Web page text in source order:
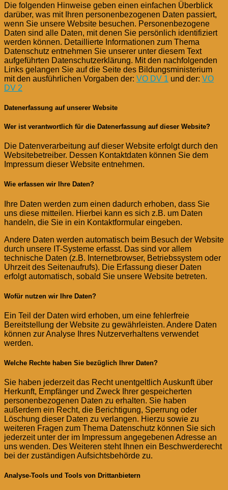
Die folgenden Hinweise geben einen einfachen Überblick
darüber, was mit Ihren personenbezogenen Daten passiert,
wenn Sie unsere Website besuchen. Personenbezogene
Daten sind alle Daten, mit denen Sie persönlich identifiziert
werden können. Detaillierte Informationen zum Thema
Datenschutz entnehmen Sie unserer unter diesem Text
aufgeführten Datenschutzerklärung. Mit den nachfolgenden
Links gelangen Sie auf die Seite des Bildungsministerium
mit den ausführlichen Vorgaben der: VO DV 1 und der: VO
DV 2
Datenerfassung auf unserer Website
Wer ist verantwortlich für die Datenerfassung auf dieser Website?
Die Datenverarbeitung auf dieser Website erfolgt durch den
Websitebetreiber. Dessen Kontaktdaten können Sie dem
Impressum dieser Website entnehmen.
Wie erfassen wir Ihre Daten?
Ihre Daten werden zum einen dadurch erhoben, dass Sie
uns diese mitteilen. Hierbei kann es sich z.B. um Daten
handeln, die Sie in ein Kontaktformular eingeben.
Andere Daten werden automatisch beim Besuch der Website
durch unsere IT-Systeme erfasst. Das sind vor allem
technische Daten (z.B. Internetbrowser, Betriebssystem oder
Uhrzeit des Seitenaufrufs). Die Erfassung dieser Daten
erfolgt automatisch, sobald Sie unsere Website betreten.
Wofür nutzen wir Ihre Daten?
Ein Teil der Daten wird erhoben, um eine fehlerfreie
Bereitstellung der Website zu gewährleisten. Andere Daten
können zur Analyse Ihres Nutzerverhaltens verwendet
werden.
Welche Rechte haben Sie bezüglich Ihrer Daten?
Sie haben jederzeit das Recht unentgeltlich Auskunft über
Herkunft, Empfänger und Zweck Ihrer gespeicherten
personenbezogenen Daten zu erhalten. Sie haben
außerdem ein Recht, die Berichtigung, Sperrung oder
Löschung dieser Daten zu verlangen. Hierzu sowie zu
weiteren Fragen zum Thema Datenschutz können Sie sich
jederzeit unter der im Impressum angegebenen Adresse an
uns wenden. Des Weiteren steht Ihnen ein Beschwerderecht
bei der zuständigen Aufsichtsbehörde zu.
Analyse-Tools und Tools von Drittanbietern